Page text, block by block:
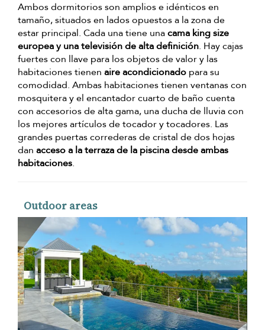
Ambos dormitorios son amplios e idénticos en
tamaño, situados en lados opuestos a la zona de
estar principal. Cada una tiene unacama king size
europea y una televisión de alta definición. Hay cajas
fuertes con llave para los objetos de valor y las
habitaciones tienen aire acondicionado para su
comodidad. Ambas habitaciones tienen ventanas con
mosquitera y el encantador cuarto de baño cuenta
con accesorios de alta gama, una ducha de lluvia con
los mejores artículos de tocador y tocadores. Las
grandes puertas correderas de cristal de dos hojas
dan acceso a la terraza de la piscina desde ambas
habitaciones.
Outdoor areas